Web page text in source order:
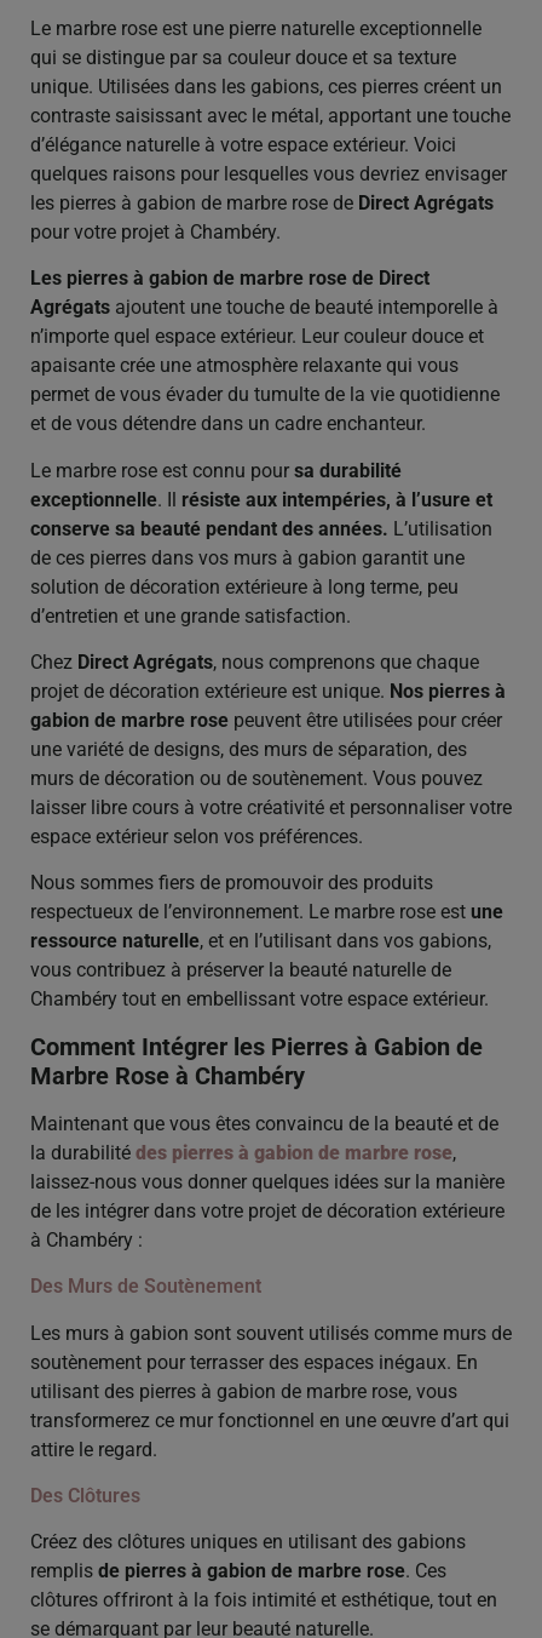
Le marbre rose est une pierre naturelle exceptionnelle
qui se distingue par sa couleur douce et sa texture
unique. Utilisées dans les gabions, ces pierres créent un
contraste saisissant avec le métal, apportant une touche
d’élégance naturelle à votre espace extérieur. Voici
quelques raisons pour lesquelles vous devriez envisager
les pierres à gabion de marbre rose de Direct Agrégats
pour votre projet à Chambéry.
Les pierres à gabion de marbre rose de Direct
Agrégats ajoutent une touche de beauté intemporelle à
n’importe quel espace extérieur. Leur couleur douce et
apaisante crée une atmosphère relaxante qui vous
permet de vous évader du tumulte de la vie quotidienne
et de vous détendre dans un cadre enchanteur.
Le marbre rose est connu pour sa durabilité
exceptionnelle. Il résiste aux intempéries, à l’usure et
conserve sa beauté pendant des années. L’utilisation
de ces pierres dans vos murs à gabion garantit une
solution de décoration extérieure à long terme, peu
d’entretien et une grande satisfaction.
Chez Direct Agrégats, nous comprenons que chaque
projet de décoration extérieure est unique. Nos pierres à
gabion de marbre rose peuvent être utilisées pour créer
une variété de designs, des murs de séparation, des
murs de décoration ou de soutènement. Vous pouvez
laisser libre cours à votre créativité et personnaliser votre
espace extérieur selon vos préférences.
Nous sommes fiers de promouvoir des produits
respectueux de l’environnement. Le marbre rose est une
ressource naturelle, et en l’utilisant dans vos gabions,
vous contribuez à préserver la beauté naturelle de
Chambéry tout en embellissant votre espace extérieur.
Comment Intégrer les Pierres à Gabion de
Marbre Rose à Chambéry
Maintenant que vous êtes convaincu de la beauté et de
la durabilité des pierres à gabion de marbre rose,
laissez-nous vous donner quelques idées sur la manière
de les intégrer dans votre projet de décoration extérieure
à Chambéry :
Des Murs de Soutènement
Les murs à gabion sont souvent utilisés comme murs de
soutènement pour terrasser des espaces inégaux. En
utilisant des pierres à gabion de marbre rose, vous
transformerez ce mur fonctionnel en une œuvre d’art qui
attire le regard.
Des Clôtures
Créez des clôtures uniques en utilisant des gabions
remplis de pierres à gabion de marbre rose. Ces
clôtures offriront à la fois intimité et esthétique, tout en
se démarquant par leur beauté naturelle.